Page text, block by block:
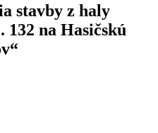
stavby z haly
na Hasičskú